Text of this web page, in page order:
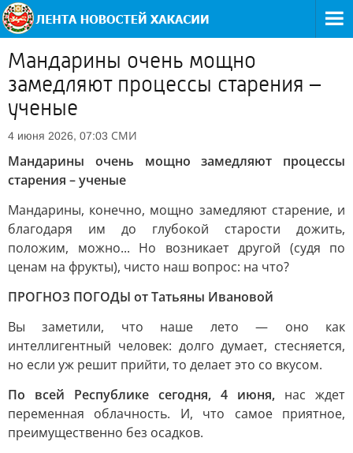
Мандарины очень мощно
замедляют процессы старения –
ученые
4 июня 2026, 07:03 СМИ
Мандарины очень мощно замедляют процессы
старения – ученые
Мандарины, конечно, мощно замедляют старение, и
благодаря им до глубокой старости дожить,
положим, можно... Но возникает другой (судя по
ценам на фрукты), чисто наш вопрос: на что?
ПРОГНОЗ ПОГОДЫ от Татьяны Ивановой
Вы заметили, что наше лето — оно как
интеллигентный человек: долго думает, стесняется,
но если уж решит прийти, то делает это со вкусом.
По всей Республике сегодня, 4 июня, нас ждет
переменная облачность. И, что самое приятное,
преимущественно без осадков.